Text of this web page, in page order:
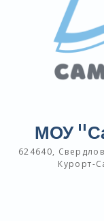
МОУ
624640,
Курорт-